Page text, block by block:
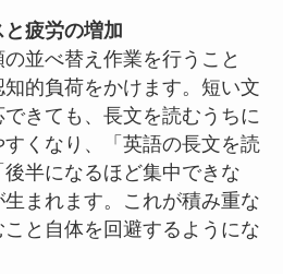
疲労の増加
並べ替え作業を行うこと
的負荷をかけます。短い文
きても、長文を読むうちに
くなり、「英語の長文を読
半になるほど集中できな
まれます。これが積み重な
と自体を回避するようにな